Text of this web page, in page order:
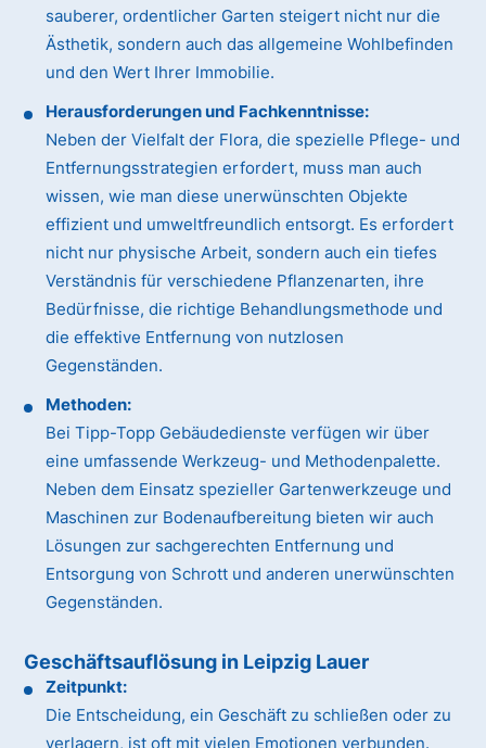
sauberer, ordentlicher Garten steigert nicht nur die
Ästhetik, sondern auch das allgemeine Wohlbefinden
und den Wert Ihrer Immobilie.
Herausforderungen und Fachkenntnisse:
Neben der Vielfalt der Flora, die spezielle Pflege- und
Entfernungsstrategien erfordert, muss man auch
wissen, wie man diese unerwünschten Objekte
effizient und umweltfreundlich entsorgt. Es erfordert
nicht nur physische Arbeit, sondern auch ein tiefes
Verständnis für verschiedene Pflanzenarten, ihre
Bedürfnisse, die richtige Behandlungsmethode und
die effektive Entfernung von nutzlosen
Gegenständen.
Methoden:
Bei Tipp-Topp Gebäudedienste verfügen wir über
eine umfassende Werkzeug- und Methodenpalette.
Neben dem Einsatz spezieller Gartenwerkzeuge und
Maschinen zur Bodenaufbereitung bieten wir auch
Lösungen zur sachgerechten Entfernung und
Entsorgung von Schrott und anderen unerwünschten
Gegenständen.
Geschäftsauflösung in Leipzig Lauer
Zeitpunkt:
Die Entscheidung, ein Geschäft zu schließen oder zu
verlagern, ist oft mit vielen Emotionen verbunden.